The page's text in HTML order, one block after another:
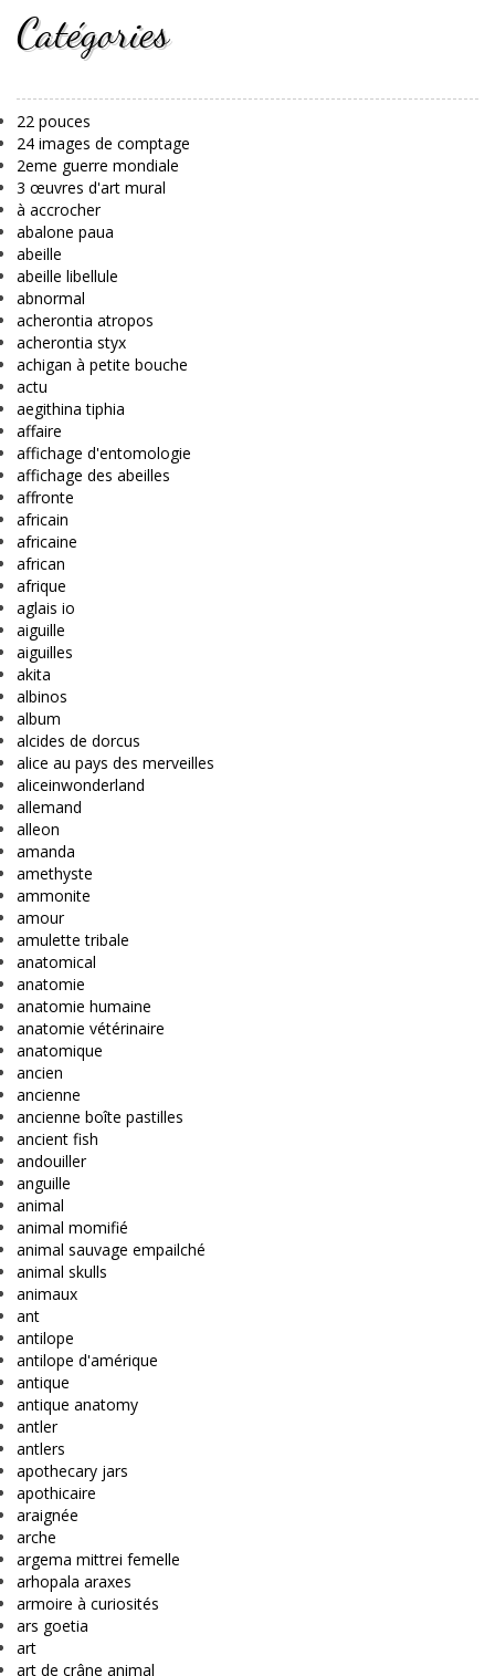
Catégories
22 pouces
24 images de comptage
2eme guerre mondiale
3 œuvres d'art mural
à accrocher
abalone paua
abeille
abeille libellule
abnormal
acherontia atropos
acherontia styx
achigan à petite bouche
actu
aegithina tiphia
affaire
affichage d'entomologie
affichage des abeilles
affronte
africain
africaine
african
afrique
aglais io
aiguille
aiguilles
akita
albinos
album
alcides de dorcus
alice au pays des merveilles
aliceinwonderland
allemand
alleon
amanda
amethyste
ammonite
amour
amulette tribale
anatomical
anatomie
anatomie humaine
anatomie vétérinaire
anatomique
ancien
ancienne
ancienne boîte pastilles
ancient fish
andouiller
anguille
animal
animal momifié
animal sauvage empailché
animal skulls
animaux
ant
antilope
antilope d'amérique
antique
antique anatomy
antler
antlers
apothecary jars
apothicaire
araignée
arche
argema mittrei femelle
arhopala araxes
armoire à curiosités
ars goetia
art
art de crâne animal